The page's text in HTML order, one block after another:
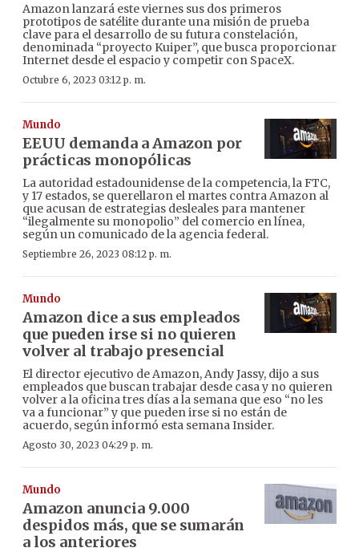
Amazon lanzará este viernes sus dos primeros
prototipos de satélite durante una misión de prueba
clave para el desarrollo de su futura constelación,
denominada “proyecto Kuiper”, que busca proporcionar
Internet desde el espacio y competir con SpaceX.
Octubre 6, 2023 03:12 p. m.
Mundo
EEUU demanda a Amazon por
prácticas monopólicas
La autoridad estadounidense de la competencia, la FTC,
y 17 estados, se querellaron el martes contra Amazon al
que acusan de estrategias desleales para mantener
“ilegalmente su monopolio” del comercio en línea,
según un comunicado de la agencia federal.
Septiembre 26, 2023 08:12 p. m.
Mundo
Amazon dice a sus empleados
que pueden irse si no quieren
volver al trabajo presencial
El director ejecutivo de Amazon, Andy Jassy, dijo a sus
empleados que buscan trabajar desde casa y no quieren
volver a la oficina tres días a la semana que eso “no les
va a funcionar” y que pueden irse si no están de
acuerdo, según informó esta semana Insider.
Agosto 30, 2023 04:29 p. m.
Mundo
Amazon anuncia 9.000
despidos más, que se sumarán
a los anteriores